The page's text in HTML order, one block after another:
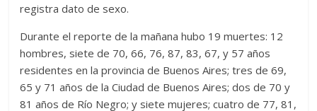
registra dato de sexo.
Durante el reporte de la mañana hubo 19 muertes: 12
hombres, siete de 70, 66, 76, 87, 83, 67, y 57 años
residentes en la provincia de Buenos Aires; tres de 69,
65 y 71 años de la Ciudad de Buenos Aires; dos de 70 y
81 años de Río Negro; y siete mujeres; cuatro de 77, 81,